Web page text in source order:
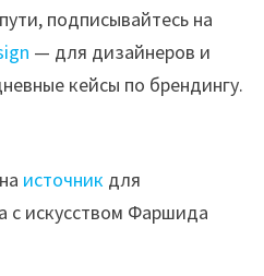
подписывайтесь на
— для дизайнеров и
кейсы по брендингу.
источник для
с искусством Фаршида